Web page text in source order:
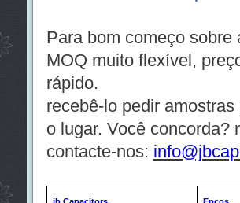
Para bom começo
MOQ muito flexível,
rápido.
recebê-lo pedir
o lugar. Você concorda?
contacte-nos: